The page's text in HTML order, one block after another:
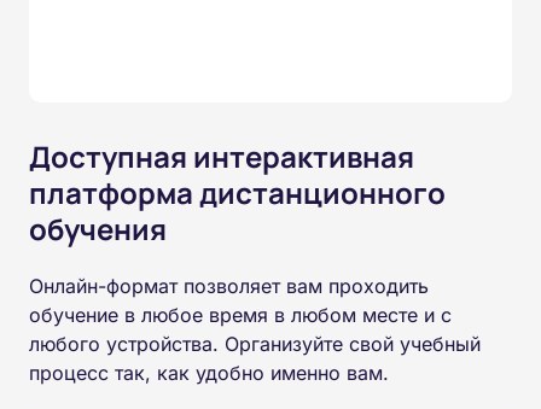
Доступная интерактивная
платформа дистанционного
обучения
Онлайн-формат позволяет вам проходить
обучение в любое время в любом месте и с
любого устройства. Организуйте свой учебный
процесс так, как удобно именно вам.